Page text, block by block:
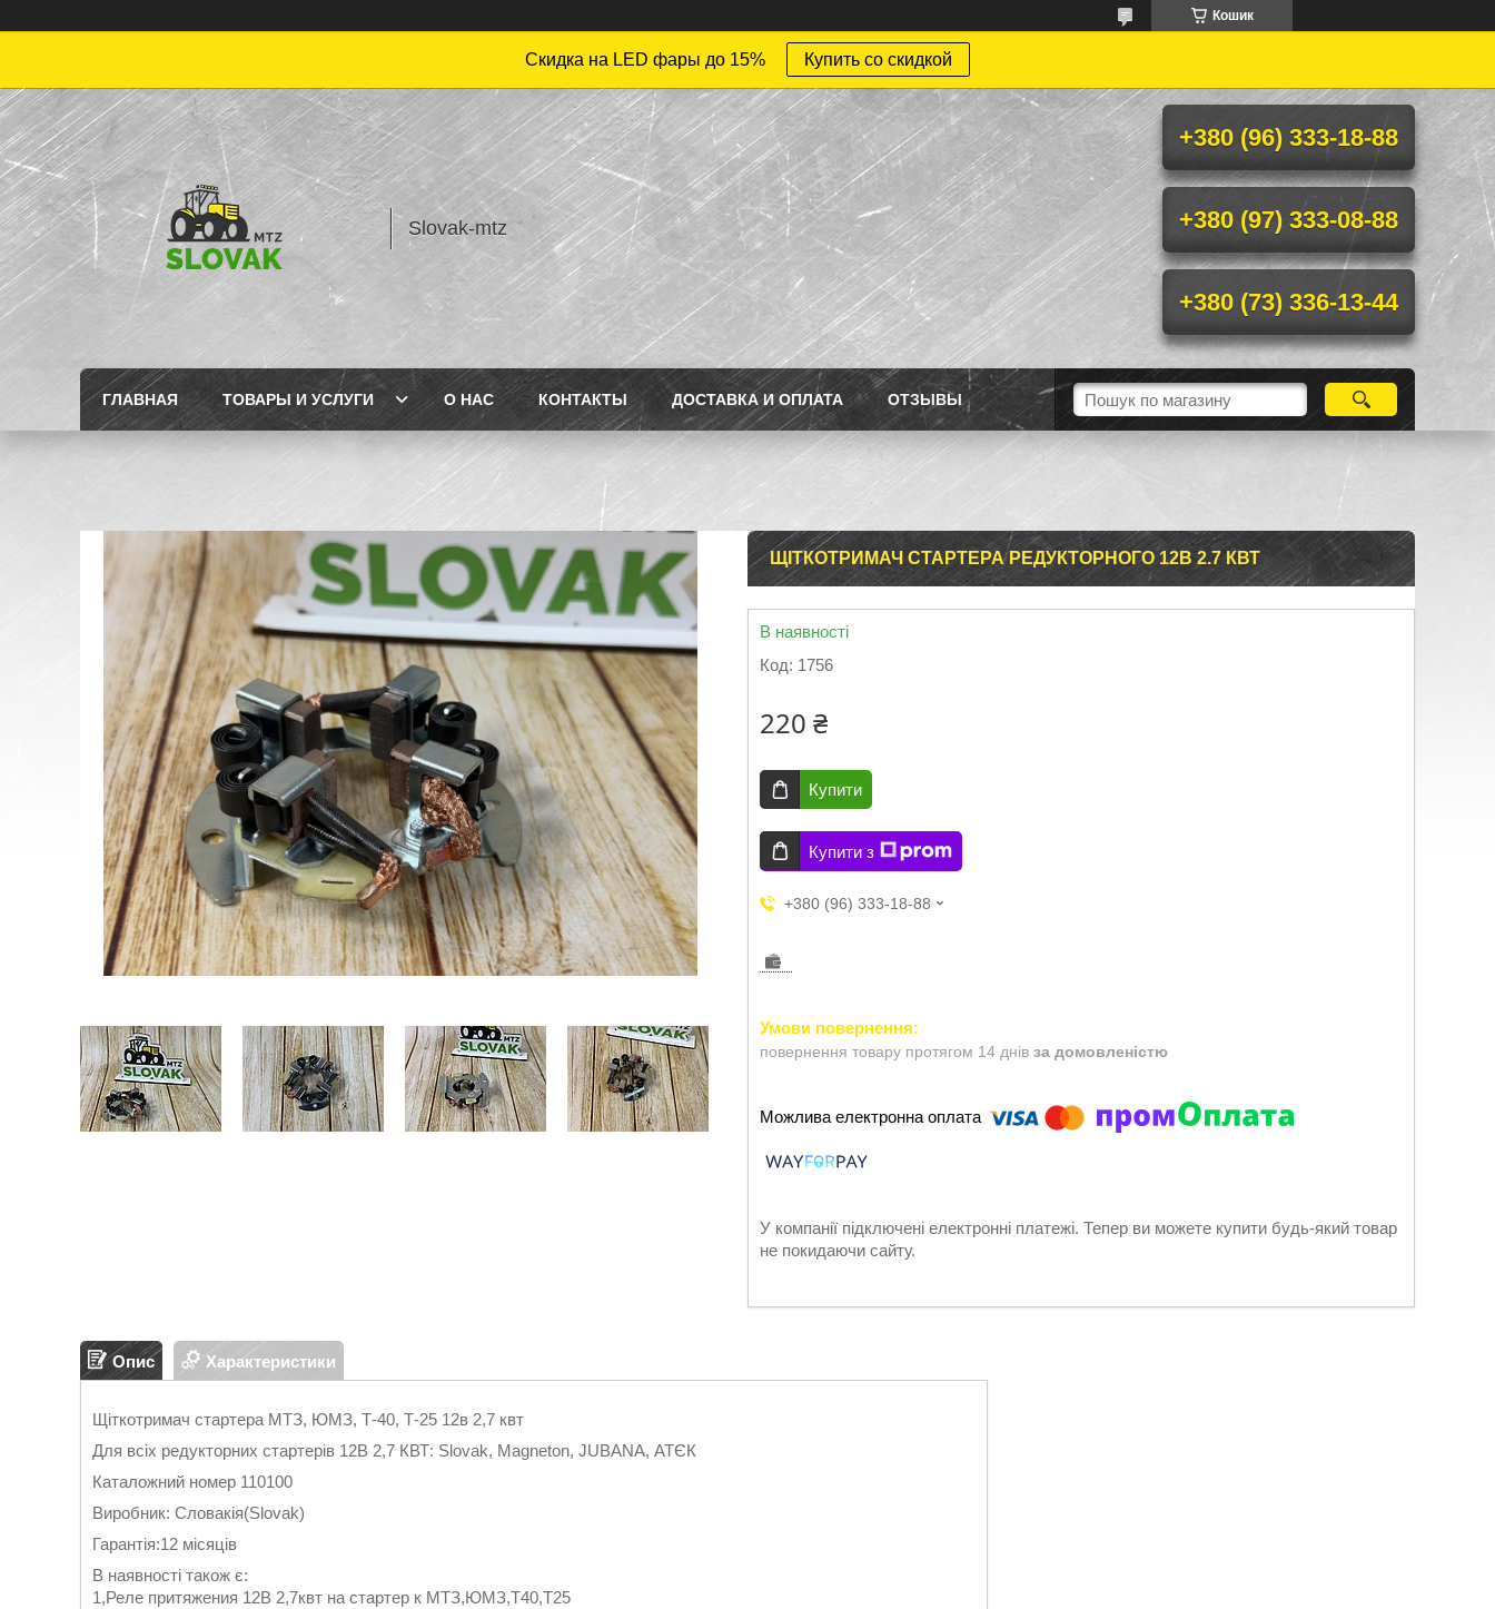
Кошик
Скидка на LED фары до 15% Купить со скидкой
Slovak-mtz
+380 (96) 333-18-88
+380 (97) 333-08-88
+380 (73) 336-13-44
ГЛАВНАЯ ТОВАРЫ И УСЛУГИ О НАС КОНТАКТЫ ДОСТАВКА И ОПЛАТА ОТЗЫВЫ
ЩІТКОТРИМАЧ СТАРТЕРА РЕДУКТОРНОГО 12В 2.7 КВТ
В наявності
Код: 1756
220 ₴
Купити
Купити з
+380 (96) 333-18-88
повернення товару протягом 14 днів за домовленістю
У компанії підключені електронні платежі. Тепер ви можете купити будь-який товар
не покидаючи сайту.
Опис Характеристики
Щіткотримач стартера МТЗ, ЮМЗ, Т-40, Т-25 12в 2,7 квт
Для всіх редукторних стартерів 12В 2,7 КВТ: Slovak, Magneton, JUBANA, АТЄК
Каталожний номер 110100
Виробник: Словакія(Slovak)
Гарантія:12 місяців
В наявності також є:
1,Реле притяжения 12В 2,7квт на стартер к МТЗ,ЮМЗ,Т40,Т25